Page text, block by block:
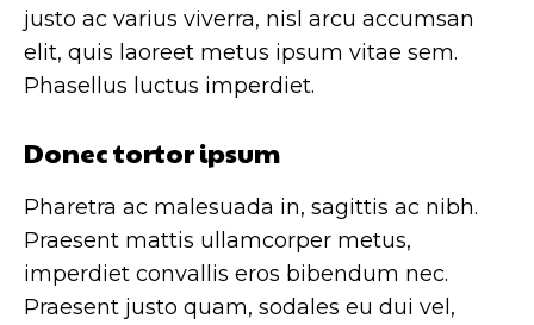
justo ac varius viverra, nisl arcu accumsan
elit, quis laoreet metus ipsum vitae sem.
Phasellus luctus imperdiet.
Donec tortor ipsum
Pharetra ac malesuada in, sagittis ac nibh.
Praesent mattis ullamcorper metus,
imperdiet convallis eros bibendum nec.
Praesent justo quam, sodales eu dui vel,